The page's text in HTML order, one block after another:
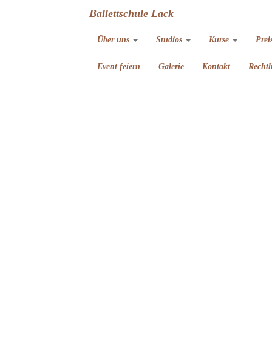
Ballettschule Lack
Über uns Studios Kurse
Event feiern Galerie Kontakt